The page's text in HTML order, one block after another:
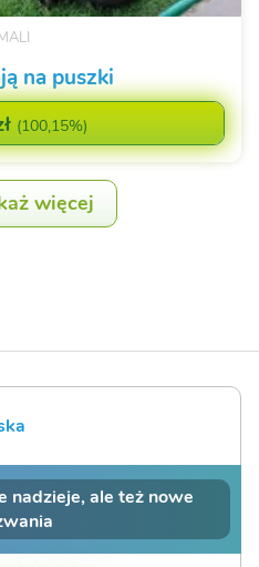
na puszki
(100,15%)
więcej
nadzieje, ale też nowe